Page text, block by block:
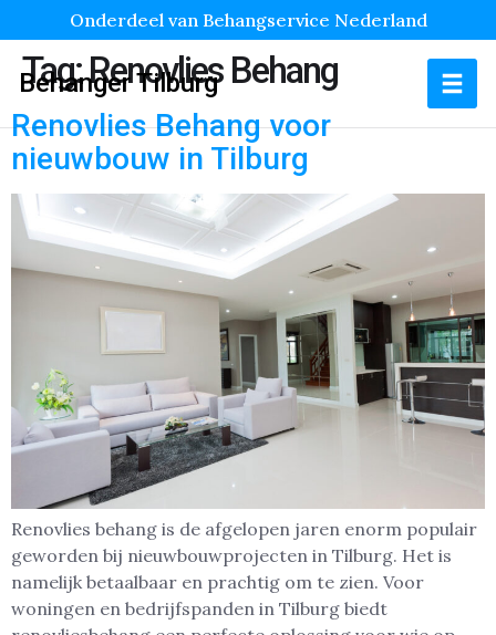
Onderdeel van Behangservice Nederland
Behanger Tilburg
Tag:Renovlies Behang
Renovlies Behang voor
nieuwbouw in Tilburg
Renovlies behang is de afgelopen jaren enorm populair
geworden bij nieuwbouwprojecten in Tilburg. Het is
namelijk betaalbaar en prachtig om te zien. Voor
woningen en bedrijfspanden in Tilburg biedt